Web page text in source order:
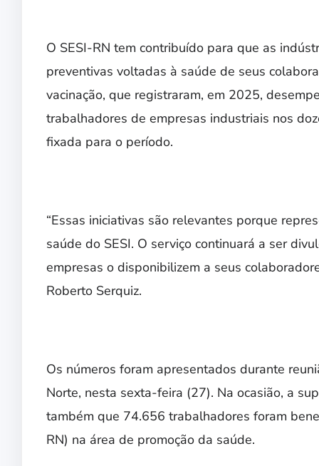
O SESI-RN tem contribuído para que as
preventivas voltadas à saúde de seus
vacinação, que registraram, em 2025,
trabalhadores de empresas industriais nos
fixada para o período.
“Essas iniciativas são relevantes porque
saúde do SESI. O serviço continuará a ser
empresas o disponibilizem a seus
Roberto Serquiz.
Os números foram apresentados durante
Norte, nesta sexta-feira (27). Na ocasião, a
também que 74.656 trabalhadores foram
RN) na área de promoção da saúde.